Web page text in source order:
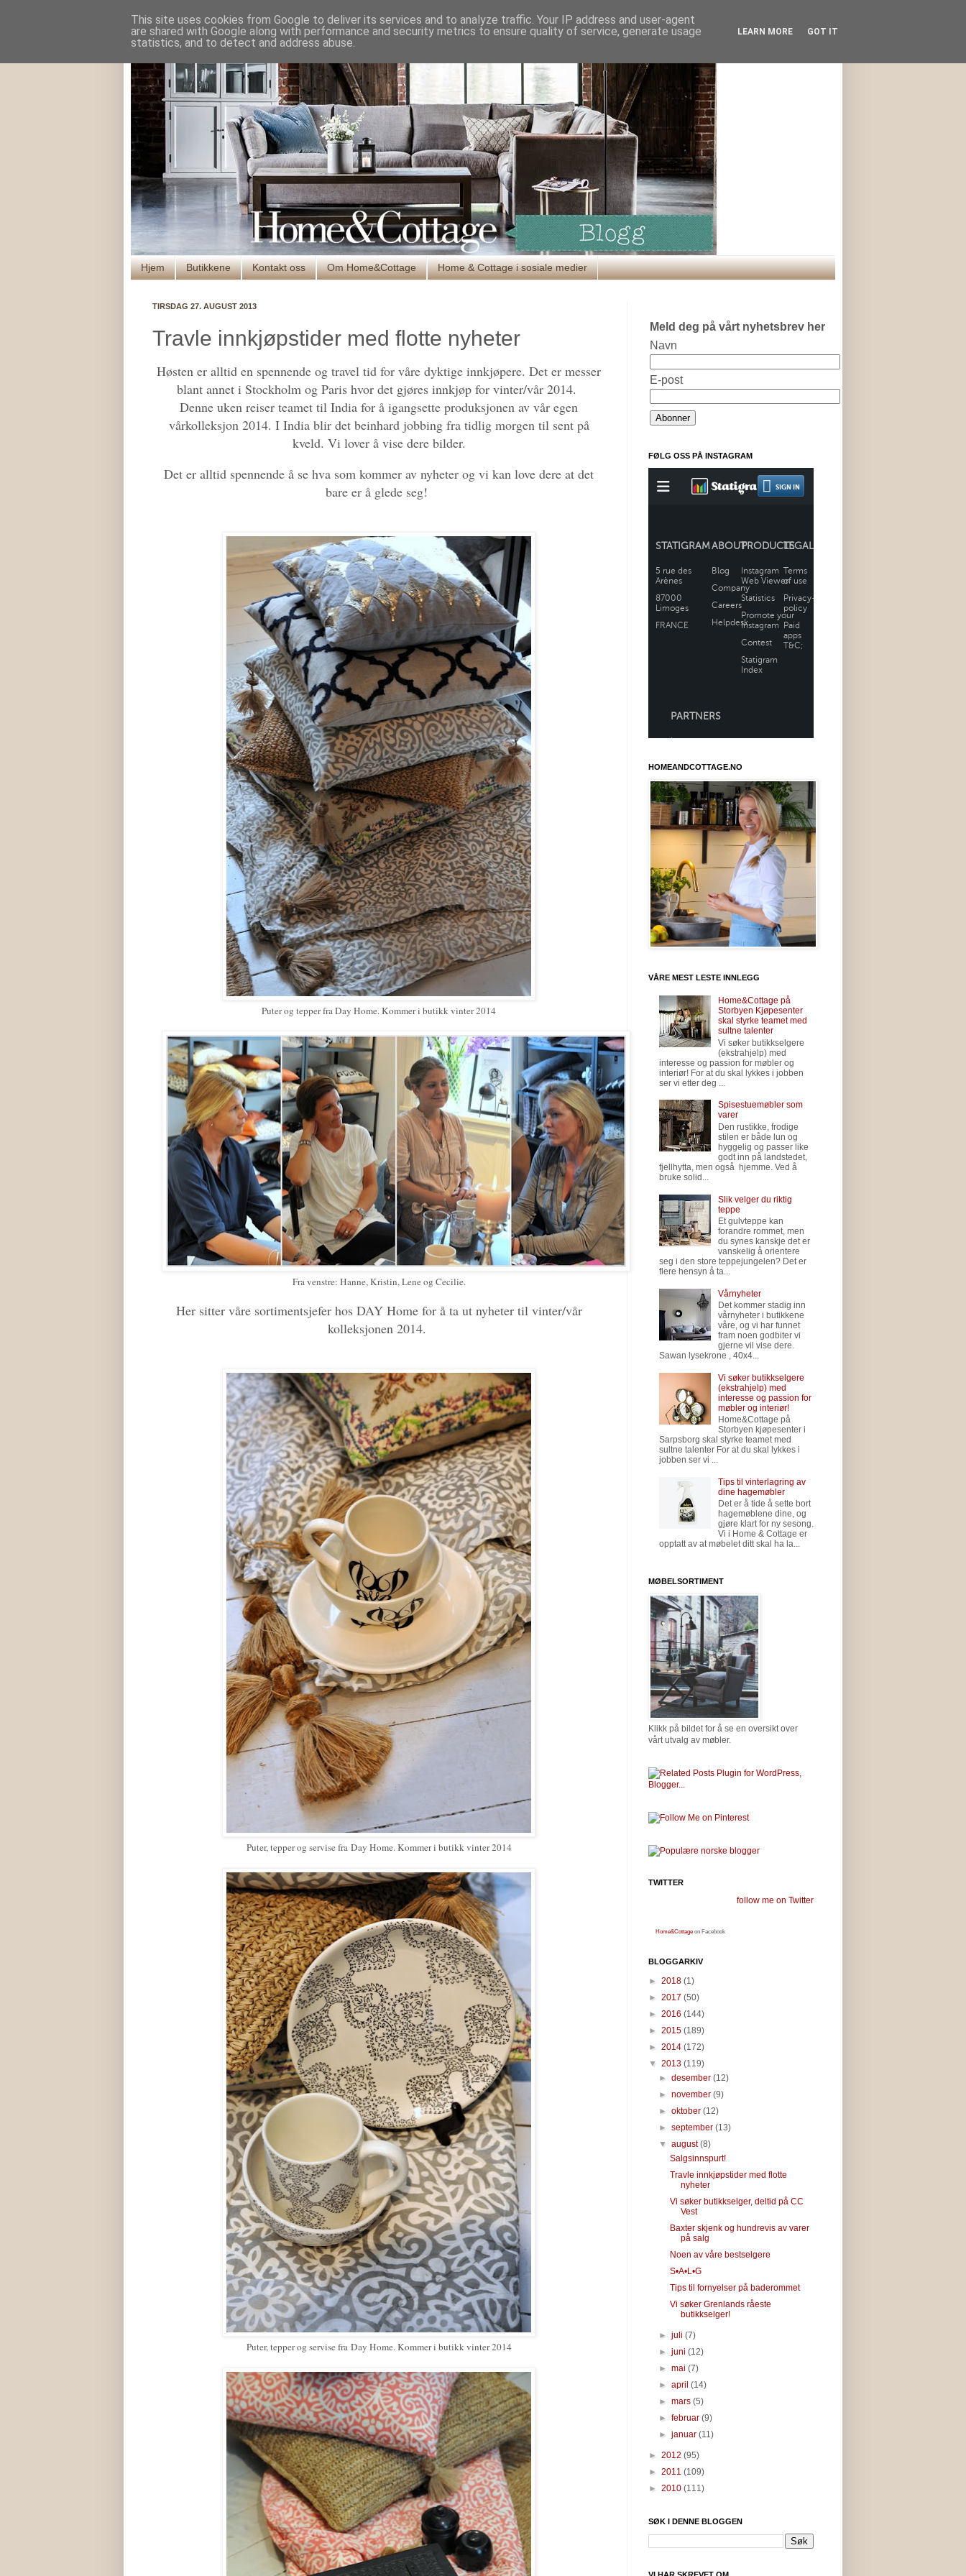
Hjem Butikkene Kontakt oss Om Home&Cottage Home & Cottage i sosiale medier
TIRSDAG 27. AUGUST 2013
Travle innkjøpstider med flotte nyheter
Høsten er alltid en spennende og travel tid for våre dyktige innkjøpere. Det er messer
blant annet i Stockholm og Paris hvor det gjøres innkjøp for vinter/vår 2014.
Denne uken reiser teamet til India for å igangsette produksjonen av vår egen
vårkolleksjon 2014. I India blir det beinhard jobbing fra tidlig morgen til sent på
kveld. Vi lover å vise dere bilder.
Det er alltid spennende å se hva som kommer av nyheter og vi kan love dere at det
bare er å glede seg!
Puter og tepper fra Day Home. Kommer i butikk vinter 2014
Fra venstre: Hanne, Kristin, Lene og Cecilie.
Her sitter våre sortimentsjefer hos DAY Home for å ta ut nyheter til vinter/vår
kolleksjonen 2014.
Puter, tepper og servise fra Day Home. Kommer i butikk vinter 2014
Puter, tepper og servise fra Day Home. Kommer i butikk vinter 2014
Meld deg på vårt nyhetsbrev her
Navn
E-post
FØLG OSS PÅ INSTAGRAM
HOMEANDCOTTAGE.NO
VÅRE MEST LESTE INNLEGG
Home&Cottage på
Storbyen Kjøpesenter
skal styrke teamet med
sultne talenter
Vi søker butikkselgere
(ekstrahjelp) med
interesse og passion for møbler og
interiør! For at du skal lykkes i jobben
ser vi etter deg ...
Spisestuemøbler som
varer
Den rustikke, frodige
stilen er både lun og
hyggelig og passer like
godt inn på landstedet,
fjellhytta, men også hjemme. Ved å
bruke solid...
Slik velger du riktig
teppe
Et gulvteppe kan
forandre rommet, men
du synes kanskje det er
vanskelig å orientere
seg i den store teppejungelen? Det er
flere hensyn å ta...
Vårnyheter
Det kommer stadig inn
vårnyheter i butikkene
våre, og vi har funnet
fram noen godbiter vi
gjerne vil vise dere.
Sawan lysekrone , 40x4...
Vi søker butikkselgere
(ekstrahjelp) med
interesse og passion for
møbler og interiør!
Home&Cottage på
Storbyen kjøpesenter i
Sarpsborg skal styrke teamet med
sultne talenter For at du skal lykkes i
jobben ser vi ...
Tips til vinterlagring av
dine hagemøbler
Det er å tide å sette bort
hagemøblene dine, og
gjøre klart for ny sesong.
Vi i Home & Cottage er
opptatt av at møbelet ditt skal ha la...
MØBELSORTIMENT
Klikk på bildet for å se en oversikt over
vårt utvalg av møbler.
TWITTER
follow me on Twitter
Home&Cottage on Facebook
BLOGGARKIV
► 2018 (1)
► 2017 (50)
► 2016 (144)
► 2015 (189)
► 2014 (172)
▼ 2013 (119)
►desember(12)
►november(9)
►oktober(12)
►september(13)
▼august(8)
Salgsinnspurt!
Travle innkjøpstider med flotte
nyheter
Vi søker butikkselger, deltid på CC
Vest
Baxter skjenk og hundrevis av varer
på salg
Noen av våre bestselgere
S•A•L•G
Tips til fornyelser på baderommet
Vi søker Grenlands råeste
butikkselger!
►juli(7)
►juni(12)
►mai(7)
►april(14)
►mars(5)
►februar(9)
►januar(11)
► 2012 (95)
► 2011 (109)
► 2010 (111)
SØK I DENNE BLOGGEN
This site uses cookies from Google to deliver its services and to analyze traffic. Your IP address and user-agent
are shared with Google along with performance and security metrics to ensure quality of service, generate usage
statistics, and to detect and address abuse.
LEARN MORE GOT IT